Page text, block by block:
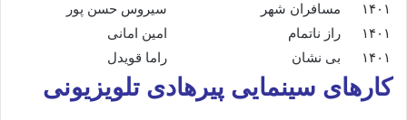
۱۴۰۱
مسافران شهر
سیروس حسن پور
۱۴۰۱
راز ناتمام
امین امانی
۱۴۰۱
بی نشان راما قویدل
کارهای سینمایی پیرهادی تلویزیونی